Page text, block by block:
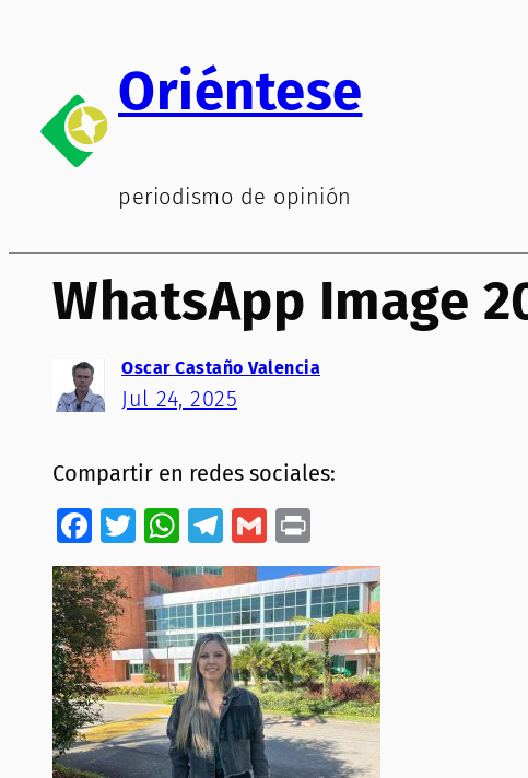
contenido
Oriéntese
periodismo de opinión
WhatsApp Image
Oscar Castaño Valencia
Jul 24, 2025
Compartir en redes sociales:
Facebook
Twitter
WhatsApp
Telegram
Gmail